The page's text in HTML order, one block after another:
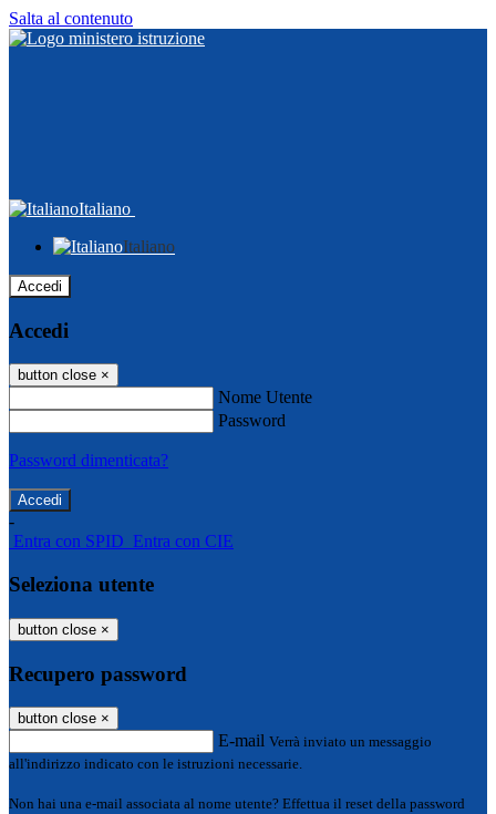
Salta al contenuto
Italiano
Italiano
Accedi
Accedi
button close ×
Nome Utente
Password
Password dimenticata?
-
Entra con SPID Entra con CIE
Seleziona utente
button close ×
Recupero password
button close ×
E-mail Verrà inviato un messaggio
all'indirizzo indicato con le istruzioni necessarie.
Non hai una e-mail associata al nome utente? Effettua il reset della password